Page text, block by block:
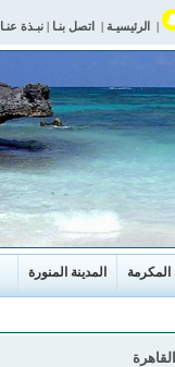
| الرئيسيـة | اتصل بنـا | نبـذة عنـا
المدينة المنورة